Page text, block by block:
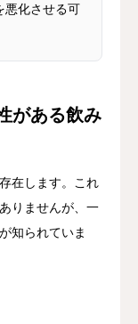
悪化させる可
がある飲み
在します。これ
りませんが、一
知られていま